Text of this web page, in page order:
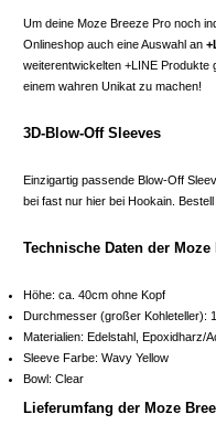
Um deine Moze Breeze Pro noch
Onlineshop auch eine Auswahl an
weiterentwickelten +LINE Produkte
einem wahren Unikat zu machen!
3D-Blow-Off Sleeves
Einzigartig passende Blow-Off
bei fast nur hier bei Hookain.
Technische Daten der Moze
Höhe: ca. 40cm ohne Kopf
Durchmesser (großer Kohleteller):
Materialien: Edelstahl, Epoxidharz/
Sleeve Farbe: Wavy Yellow
Bowl: Clear
Lieferumfang der Moze